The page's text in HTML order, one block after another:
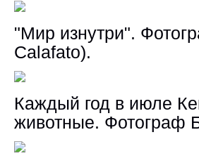
"Мир изнутри".
Calafato).
Каждый год в июле
животные. Фотограф